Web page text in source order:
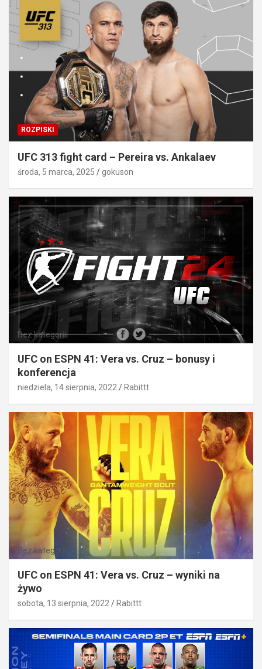
ROZPISKI
UFC 313 fight card – Pereira vs. Ankalaev
środa, 5 marca, 2025 gokuson
Bez kategorii
UFC on ESPN 41: Vera vs. Cruz – bonusy i
konferencja
niedziela, 14 sierpnia, 2022 Rabittt
Bez kategorii
UFC on ESPN 41: Vera vs. Cruz – wyniki na
żywo
sobota, 13 sierpnia, 2022 Rabittt